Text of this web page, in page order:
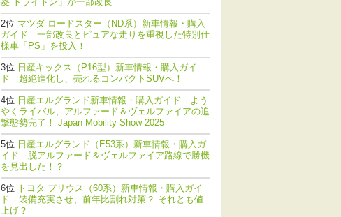
マツダ ロードスター（ND系）新車情報・購入
ガイド 一部改良とピュアな走りを重視した特別仕
様車「PS」を投入！
日産キックス（P16型）新車情報・購入ガイ
ド 超絶進化し、売れるコンパクトSUVへ！
日産エルグランド新車情報・購入ガイド よう
やくライバル、アルファード＆ヴェルファイアの追
撃態勢完了！ Japan Mobility Show 2025
日産エルグランド（E53系）新車情報・購入ガ
イド 脱アルファード＆ヴェルファイア路線で勝機
を見出した！？
トヨタ プリウス（60系）新車情報・購入ガイ
ド 装備充実させ、前年比割れ対策？ それとも値
上げ？